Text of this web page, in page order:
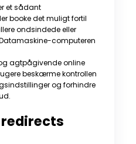
et sådant
booke det muligt fortil
ondsindede eller
computeren
agtpågivende online
beskærme kontrollen
og forhindre